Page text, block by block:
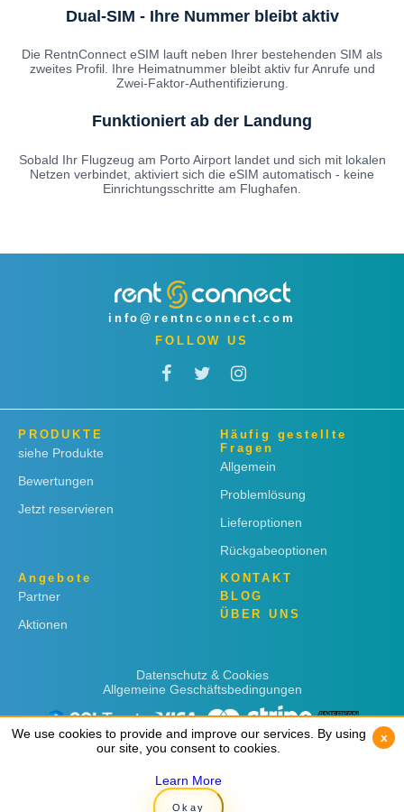
Dual-SIM - Ihre Nummer bleibt aktiv
Die RentnConnect eSIM lauft neben Ihrer bestehenden SIM als
zweites Profil. Ihre Heimatnummer bleibt aktiv fur Anrufe und
Zwei-Faktor-Authentifizierung.
Funktioniert ab der Landung
Sobald Ihr Flugzeug am Porto Airport landet und sich mit lokalen
Netzen verbindet, aktiviert sich die eSIM automatisch - keine
Einrichtungsschritte am Flughafen.
info@rentnconnect.com
FOLLOW US
PRODUKTE
siehe Produkte
Bewertungen
Jetzt reservieren
Häufig gestellte
Fragen
Allgemein
Problemlösung
Lieferoptionen
Rückgabeoptionen
Angebote
Partner
Aktionen
KONTAKT
BLOG
ÜBER UNS
Datenschutz & Cookies
Allgemeine Geschäftsbedingungen
Copyright © 2019 Rent 'n Connect
We use cookies to provide and improve our services. By using
our site, you consent to cookies.
Learn More
Okay
x
We use cookies to provide and improve our services. By using
our site, you consent to cookies.
Learn More
Okay
x